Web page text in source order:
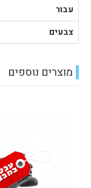
עבור
צבעים
מוצרים נוספים